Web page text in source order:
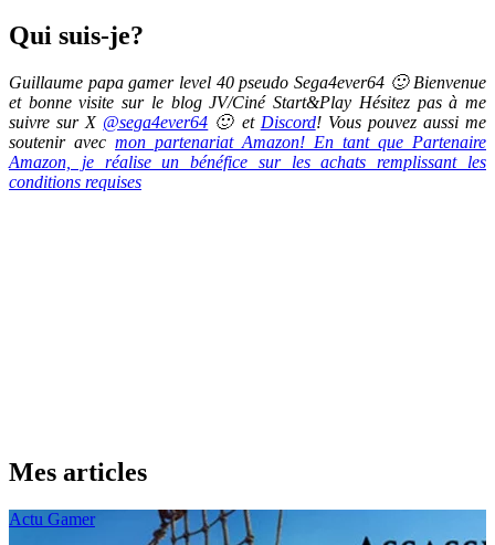
Qui suis-je?
Guillaume papa gamer level 40 pseudo Sega4ever64 🙂 Bienvenue
et bonne visite sur le blog JV/Ciné Start&Play Hésitez pas à me
suivre sur X @sega4ever64 🙂 et Discord! Vous pouvez aussi me
soutenir avec mon partenariat Amazon! En tant que Partenaire
Amazon, je réalise un bénéfice sur les achats remplissant les
conditions requises
Mes articles
Actu Gamer